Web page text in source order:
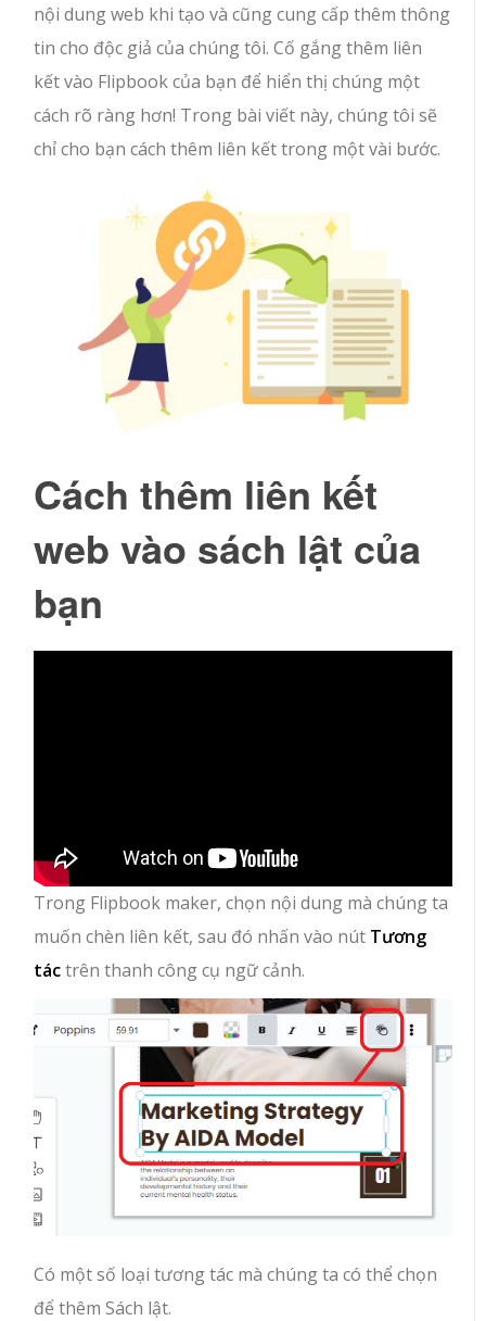
nội dung web khi tạo và cũng cung cấp thêm thông
tin cho độc giả của chúng tôi. Cố gắng thêm liên
kết vào Flipbook của bạn để hiển thị chúng một
cách rõ ràng hơn! Trong bài viết này, chúng tôi sẽ
chỉ cho bạn cách thêm liên kết trong một vài bước.
Cách thêm liên kết
web vào sách lật của
bạn
Trong Flipbook maker, chọn nội dung mà chúng ta
muốn chèn liên kết, sau đó nhấn vào nút Tương
táctrên thanh công cụ ngữ cảnh.
Có một số loại tương tác mà chúng ta có thể chọn
để thêm Sách lật.